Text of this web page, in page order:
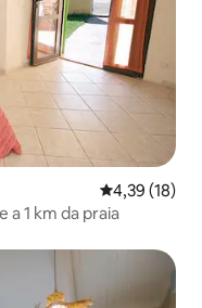
4,39 de uma
4,39 (18)
1 km da praia